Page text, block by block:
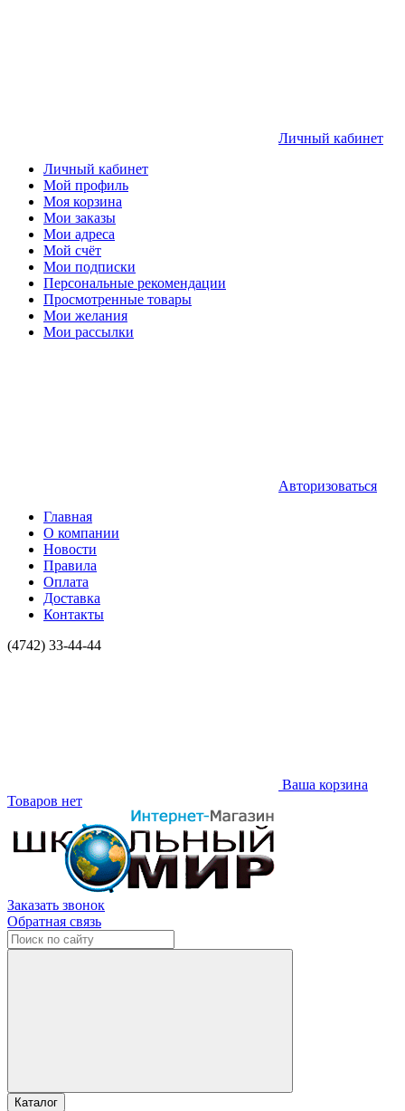
Личный кабинет
Личный кабинет
Мой профиль
Моя корзина
Мои заказы
Мои адреса
Мой счёт
Мои подписки
Персональные рекомендации
Просмотренные товары
Мои желания
Мои рассылки
Авторизоваться
Главная
О компании
Новости
Правила
Оплата
Доставка
Контакты
(4742) 33-44-44
Ваша корзина
Товаров нет
Заказать звонок
Обратная связь
Каталог